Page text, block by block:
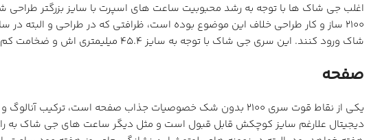
اغلب جی شاک ها با توجه به رشد محبوبیت ساعت های اسپرت با سایز بزرگتر
2100 ساز و کار طراحی خلاف این موضوع بوده است، ظرافتی که در طراحی و
شاک ورود کنند. این سری جی شاک با توجه به سایز 45.4 میلیمتری اش و ضخامت کم برای هر سایز مچی مناسب است.
صفحه
یکی از نقاط قوت سری 2100 بدون شک خصوصیات جذاب صفحه
دیجیتال علارغم سایز کوچکش قابل قبول است و مثل دیگر ساعت های جی شاک به